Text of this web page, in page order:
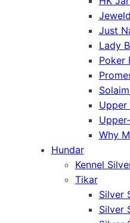
Just
Lady
Poker
Upper
Why
Hundar
Kennel
Tikar
Silver
Silver